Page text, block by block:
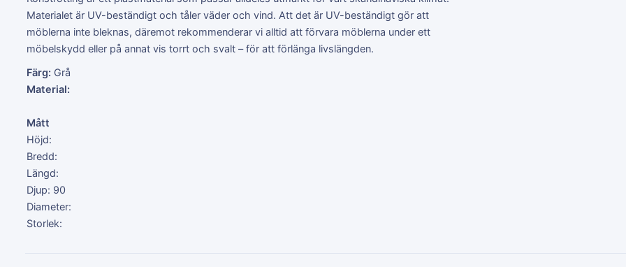
Materialet är UV-beständigt och tåler väder och vind. Att det är UV-beständigt gör att
möblerna inte bleknas, däremot rekommenderar vi alltid att förvara möblerna under ett
möbelskydd eller på annat vis torrt och svalt – för att förlänga livslängden.
Färg: Grå
Material:
Mått
Höjd:
Bredd:
Längd:
Djup: 90
Diameter:
Storlek: